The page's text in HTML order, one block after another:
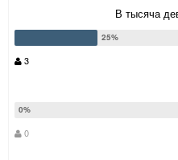
В тысяча
3
0